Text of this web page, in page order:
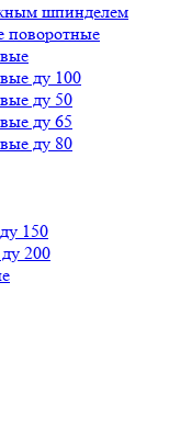
шпинделем
поворотные
ду 100
ду 50
ду 65
ду 80
150
200